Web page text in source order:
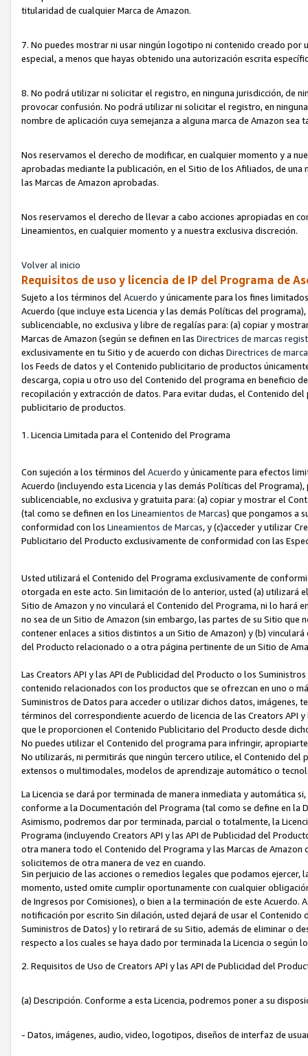
titularidad de cualquier Marca de Amazon.
7. No puedes mostrar ni usar ningún logotipo ni contenido creado por
especial, a menos que hayas obtenido una autorización escrita
8. No podrá utilizar ni solicitar el registro, en ninguna jurisdicción, de
provocar confusión. No podrá utilizar ni solicitar el registro, en
nombre de aplicación cuya semejanza a alguna marca de Amazon
Nos reservamos el derecho de modificar, en cualquier momento y a
aprobadas mediante la publicación, en el Sitio de los Afiliados, de
las Marcas de Amazon aprobadas.
Nos reservamos el derecho de llevar a cabo acciones apropiadas en
Lineamientos, en cualquier momento y a nuestra exclusiva discreción.
Volver al inicio
Requisitos de uso y licencia de IP del Programa de
Sujeto a los términos del Acuerdo y únicamente para los fines
Acuerdo (que incluye esta Licencia y las demás Políticas del
sublicenciable, no exclusiva y libre de regalías para: (a) copiar y
Marcas de Amazon (según se definen en las Directrices de marcas
exclusivamente en tu Sitio y de acuerdo con dichas Directrices de
los Feeds de datos y el Contenido publicitario de productos
descarga, copia u otro uso del Contenido del programa en beneficio
recopilación y extracción de datos. Para evitar dudas, el Contenido
publicitario de productos.
1. Licencia Limitada para el Contenido del Programa
Con sujeción a los términos del Acuerdo y únicamente para efectos
Acuerdo (incluyendo esta Licencia y las demás Políticas del
sublicenciable, no exclusiva y gratuita para: (a) copiar y mostrar el
(tal como se definen en los Lineamientos de Marcas) que pongamos a
conformidad con los Lineamientos de Marcas, y (c)acceder y utilizar
Publicitario del Producto exclusivamente de conformidad con las
Usted utilizará el Contenido del Programa exclusivamente de
otorgada en este acto. Sin limitación de lo anterior, usted (a) utilizará
Sitio de Amazon y no vinculará el Contenido del Programa, ni lo hará
no sea de un Sitio de Amazon (sin embargo, las partes de su Sitio
contener enlaces a sitios distintos a un Sitio de Amazon) y (b)
del Producto relacionado o a otra página pertinente de un Sitio de
Las Creators API y las API de Publicidad del Producto o los
contenido relacionados con los productos que se ofrezcan en uno o
Suministros de Datos para acceder o utilizar dichos datos,
términos del correspondiente acuerdo de licencia de las Creators API
que le proporcionen el Contenido Publicitario del Producto desde
No puedes utilizar el Contenido del programa para infringir,
No utilizarás, ni permitirás que ningún tercero utilice, el Contenido
extensos o multimodales, modelos de aprendizaje automático o
La Licencia se dará por terminada de manera inmediata y automática
conforme a la Documentación del Programa (tal como se define en la
Asimismo, podremos dar por terminada, parcial o totalmente, la
Programa (incluyendo Creators API y las API de Publicidad del
otra manera todo el Contenido del Programa y las Marcas de
solicitemos de otra manera de vez en cuando.
Sin perjuicio de las acciones o remedios legales que podamos
momento, usted omite cumplir oportunamente con cualquier
de Ingresos por Comisiones), o bien a la terminación de este
notificación por escrito Sin dilación, usted dejará de usar el
Suministros de Datos) y lo retirará de su Sitio, además de eliminar o
respecto a los cuales se haya dado por terminada la Licencia o según
2. Requisitos de Uso de Creators API y las API de Publicidad del
(a) Descripción. Conforme a esta Licencia, podremos poner a su
- Datos, imágenes, audio, video, logotipos, diseños de interfaz de